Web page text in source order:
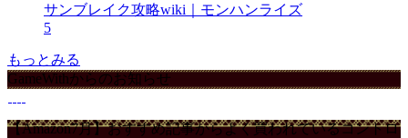
サンブレイク攻略wiki｜モンハンライズ
5
もっとみる
GameWithからのお知らせ
【Amazon7月】おすすめ記事からよく買われているコントロ